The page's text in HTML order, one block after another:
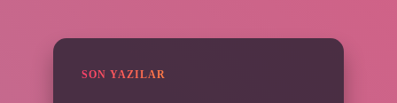
SON YAZILAR